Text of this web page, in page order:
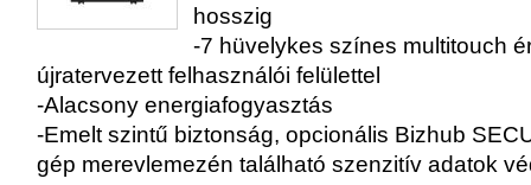
hosszig
-7 hüvelykes színes multitouch
újratervezett felhasználói felülettel
-Alacsony energiafogyasztás
-Emelt szintű biztonság, opcionális Bizhub
gép merevlemezén található szenzitív adatok